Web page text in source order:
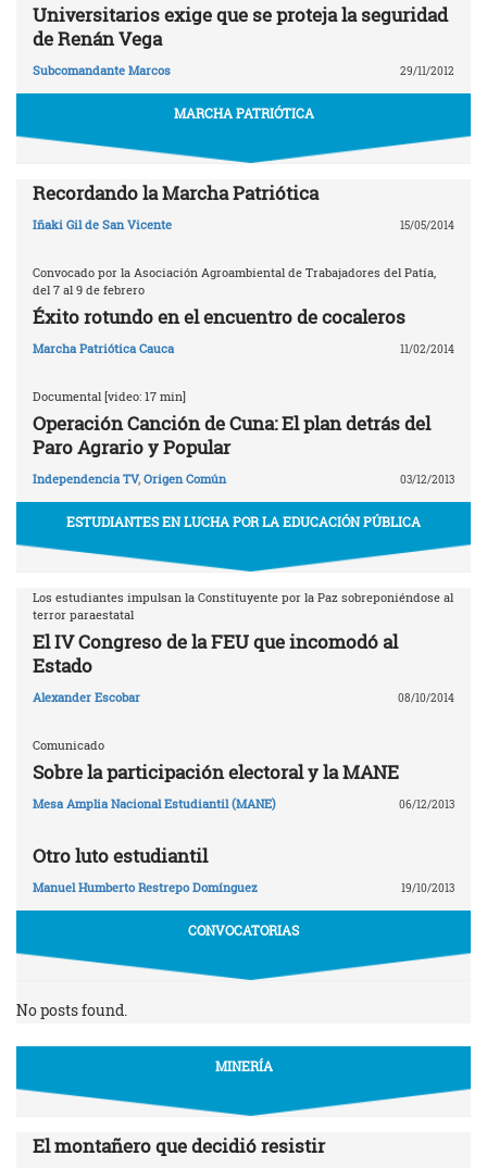
Universitarios exige que se proteja la seguridad
de Renán Vega
Subcomandante Marcos 29/11/2012
MARCHA PATRIÓTICA
Recordando la Marcha Patriótica
Iñaki Gil de San Vicente 15/05/2014
Convocado por la Asociación Agroambiental de Trabajadores del Patía,
del 7 al 9 de febrero
Éxito rotundo en el encuentro de cocaleros
Marcha Patriótica Cauca 11/02/2014
Documental [video: 17 min]
Operación Canción de Cuna: El plan detrás del
Paro Agrario y Popular
Independencia TV, Origen Común 03/12/2013
ESTUDIANTES EN LUCHA POR LA EDUCACIÓN PÚBLICA
Los estudiantes impulsan la Constituyente por la Paz sobreponiéndose al
terror paraestatal
El IV Congreso de la FEU que incomodó al
Estado
Alexander Escobar 08/10/2014
Comunicado
Sobre la participación electoral y la MANE
Mesa Amplia Nacional Estudiantil (MANE) 06/12/2013
Otro luto estudiantil
Manuel Humberto Restrepo Domínguez 19/10/2013
CONVOCATORIAS
No posts found.
MINERÍA
El montañero que decidió resistir